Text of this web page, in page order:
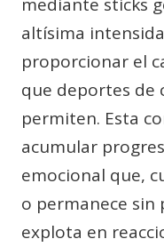
mediante sticks
altísima
proporcionar el
que deportes de
permiten. Esta
acumular
emocional que,
o permanece sin
explota en